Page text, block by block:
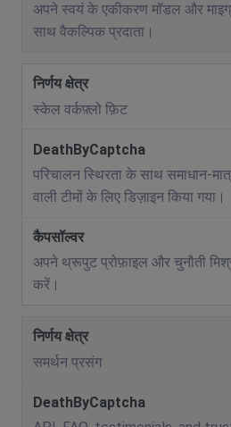
अपने स्वयं के एकीकरण मॉडल और
साथ वैकल्पिक प्रदाता।
स्केल वर्कफ़्लो फ़िट
परिचालन स्थिरता के साथ समाधान-
वाली टीमों के लिए डिज़ाइन किया गया।
अपने थ्रूपुट प्रोफ़ाइल और चुनौती
करें।
समर्थन प्रसंग